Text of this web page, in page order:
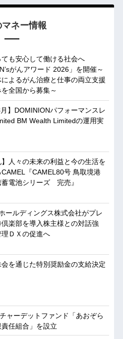
ネー情報
も安心して働ける社会へ
がんアワード 2026」を開催～
よるがん治療と仕事の両立支援
全国から募集～
月】DOMINIONパフォーマンスレ
BM Wealth Limitedの運用実
】人々の未来の利益と今の生活を
『CAMEL80号 鳥取境港
電池シリーズ 完売』
ールディングス株式会社がプレ
倶楽部を導入株主様との対話強
ＤＸの促進へ
を通じた特別奨励金の支給決定
ャーデットファンド「あおぞら
任組合」を設立